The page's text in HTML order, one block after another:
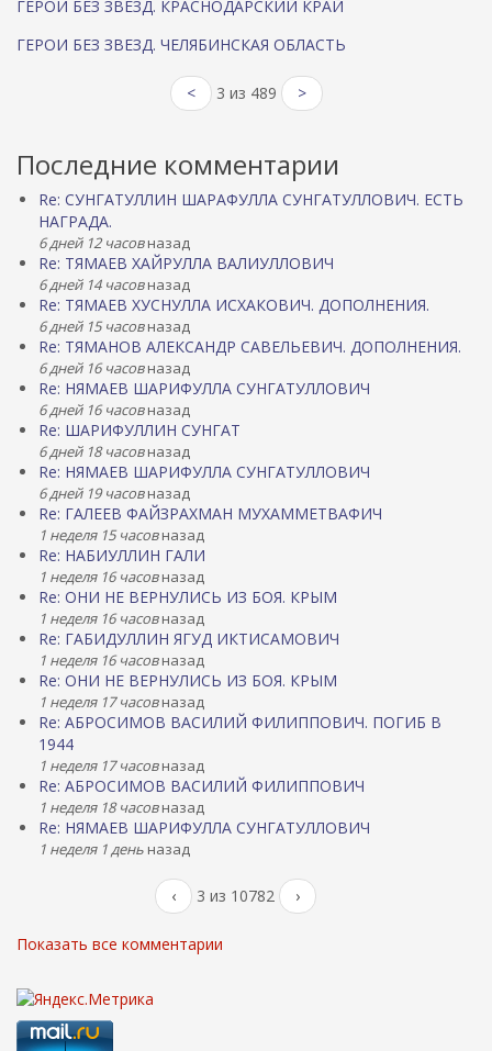
ГЕРОИ БЕЗ ЗВЕЗД. КРАСНОДАРСКИЙ КРАЙ
ГЕРОИ БЕЗ ЗВЕЗД. ЧЕЛЯБИНСКАЯ ОБЛАСТЬ
< 3 из 489 >
Последние комментарии
Re: СУНГАТУЛЛИН ШАРАФУЛЛА СУНГАТУЛЛОВИЧ. ЕСТЬ
НАГРАДА.
6 дней 12 часовназад
Re: ТЯМАЕВ ХАЙРУЛЛА ВАЛИУЛЛОВИЧ
6 дней 14 часовназад
Re: ТЯМАЕВ ХУСНУЛЛА ИСХАКОВИЧ. ДОПОЛНЕНИЯ.
6 дней 15 часовназад
Re: ТЯМАНОВ АЛЕКСАНДР САВЕЛЬЕВИЧ. ДОПОЛНЕНИЯ.
6 дней 16 часовназад
Re: НЯМАЕВ ШАРИФУЛЛА СУНГАТУЛЛОВИЧ
6 дней 16 часовназад
Re: ШАРИФУЛЛИН СУНГАТ
6 дней 18 часовназад
Re: НЯМАЕВ ШАРИФУЛЛА СУНГАТУЛЛОВИЧ
6 дней 19 часовназад
Re: ГАЛЕЕВ ФАЙЗРАХМАН МУХАММЕТВАФИЧ
1 неделя 15 часовназад
Re: НАБИУЛЛИН ГАЛИ
1 неделя 16 часовназад
Re: ОНИ НЕ ВЕРНУЛИСЬ ИЗ БОЯ. КРЫМ
1 неделя 16 часовназад
Re: ГАБИДУЛЛИН ЯГУД ИКТИСАМОВИЧ
1 неделя 16 часовназад
Re: ОНИ НЕ ВЕРНУЛИСЬ ИЗ БОЯ. КРЫМ
1 неделя 17 часовназад
Re: АБРОСИМОВ ВАСИЛИЙ ФИЛИППОВИЧ. ПОГИБ В
1944
1 неделя 17 часовназад
Re: АБРОСИМОВ ВАСИЛИЙ ФИЛИППОВИЧ
1 неделя 18 часовназад
Re: НЯМАЕВ ШАРИФУЛЛА СУНГАТУЛЛОВИЧ
1 неделя 1 день назад
‹ 3 из 10782 ›
Показать все комментарии